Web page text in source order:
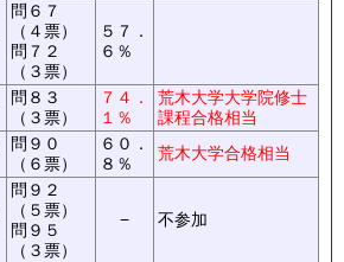
問６７
（４票）
問７２
（３票）
５７．
６％
問８３
（３票）
７４．
１％
荒木大学大学院修士
課程合格相当
問９０
（６票）
６０．
８％
荒木大学合格相当
問９２
（５票）
問９５
（３票）
− 不参加